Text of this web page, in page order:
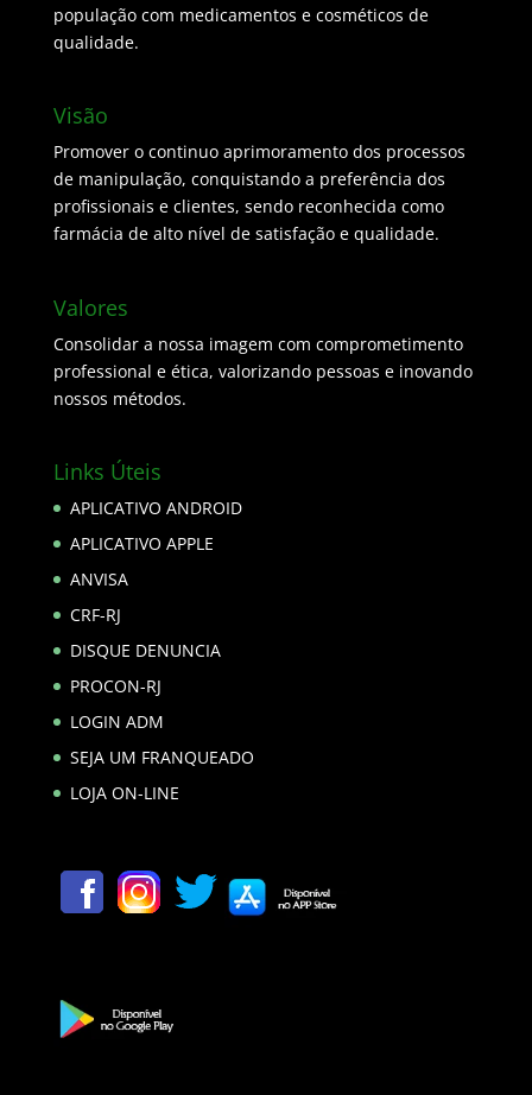
população com medicamentos e cosméticos de
qualidade.
Visão
Promover o continuo aprimoramento dos processos
de manipulação, conquistando a preferência dos
profissionais e clientes, sendo reconhecida como
farmácia de alto nível de satisfação e qualidade.
Valores
Consolidar a nossa imagem com comprometimento
professional e ética, valorizando pessoas e inovando
nossos métodos.
Links Úteis
APLICATIVO ANDROID
APLICATIVO APPLE
ANVISA
CRF-RJ
DISQUE DENUNCIA
PROCON-RJ
LOGIN ADM
SEJA UM FRANQUEADO
LOJA ON-LINE